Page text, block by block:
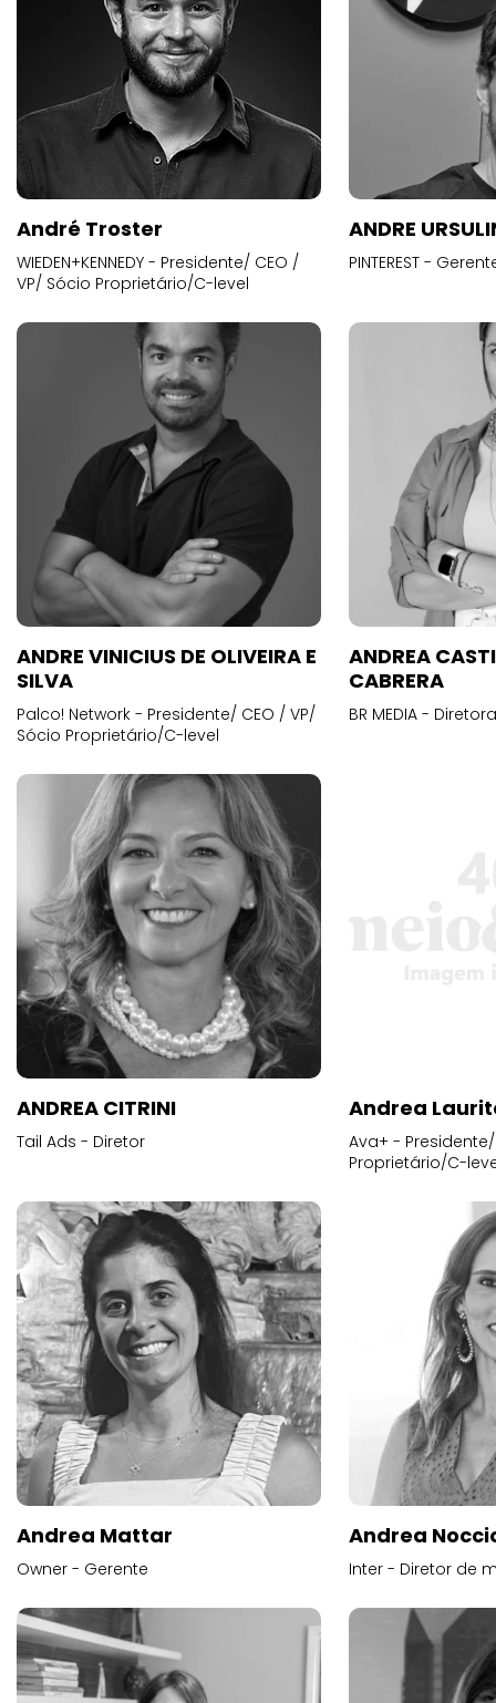
André Troster
WIEDEN+KENNEDY - Presidente/ CEO /
VP/ Sócio Proprietário/C-level
ANDRE
PINTEREST -
ANDRE VINICIUS DE OLIVEIRA E
SILVA
Palco! Network - Presidente/ CEO / VP/
Sócio Proprietário/C-level
ANDREA
CABRERA
BR MEDIA -
ANDREA CITRINI
Tail Ads - Diretor
Andrea
Ava+ -
Proprietário/C-
Andrea Mattar
Owner - Gerente
Andrea
Inter - Diretor de